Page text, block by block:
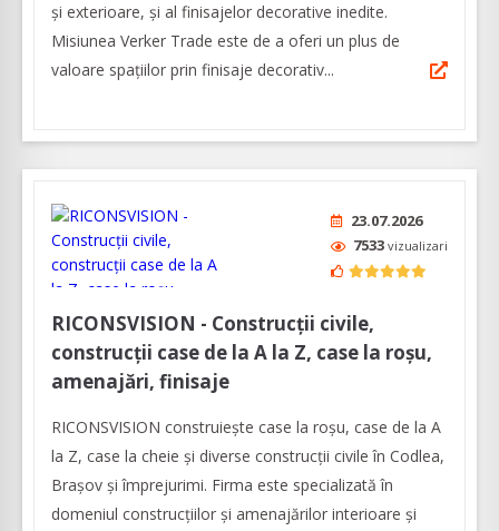
şi exterioare, şi al finisajelor decorative inedite.
Misiunea Verker Trade este de a oferi un plus de
valoare spaţiilor prin finisaje decorativ...
23.07.2026
7533 vizualizari
RICONSVISION - Construcții civile,
construcții case de la A la Z, case la roșu,
amenajări, finisaje
RICONSVISION construiește case la roșu, case de la A
la Z, case la cheie și diverse construcții civile în Codlea,
Brașov și împrejurimi. Firma este specializată în
domeniul construcțiilor și amenajărilor interioare și